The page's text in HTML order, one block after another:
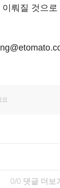
뤄질 것으로
0/0 댓글 더보기